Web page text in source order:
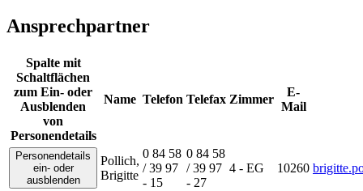
Ansprechpartner
Spalte mit
Schaltflächen
zum Ein- oder
Ausblenden
von
Personendetails
Name Telefon Telefax Zimmer
E-
Mail
Personendetails
ein- oder
ausblenden
Pollich,
Brigitte
0 84 58
/ 39 97
- 15
0 84 58
/ 39 97
- 27
4 - EG 10260